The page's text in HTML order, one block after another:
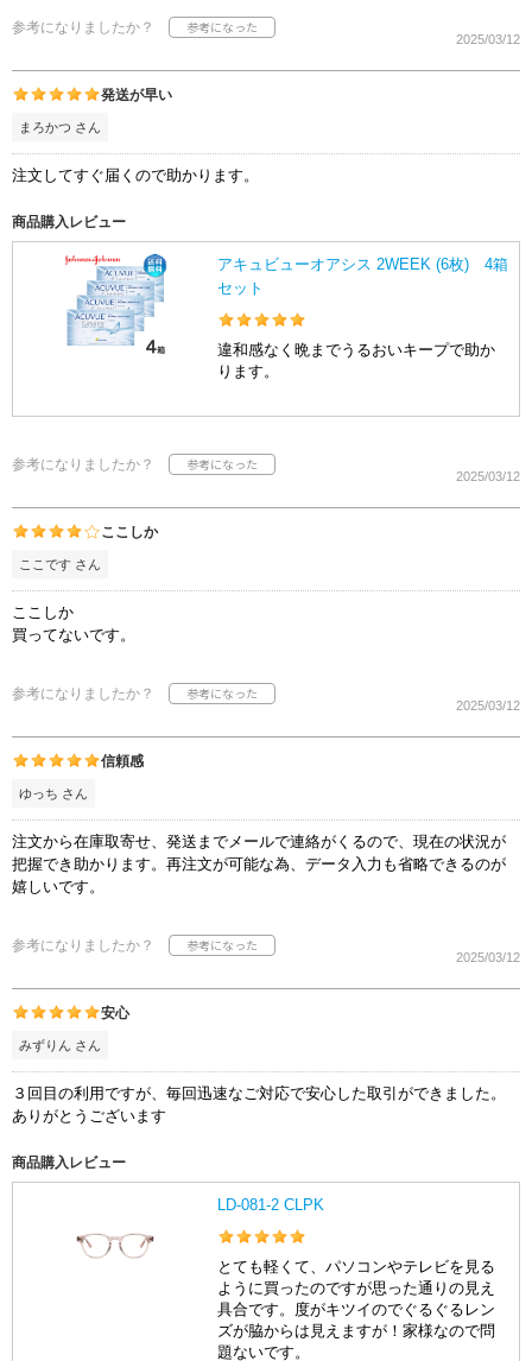
参考になりましたか？
2025/03/12
発送が早い
まろかつ さん
注文してすぐ届くので助かります。
商品購入レビュー
アキュビューオアシス 2WEEK (6枚) 4箱
セット
違和感なく晩までうるおいキープで助か
ります。
参考になりましたか？
2025/03/12
ここしか
ここです さん
ここしか
買ってないです。
参考になりましたか？
2025/03/12
信頼感
ゆっち さん
注文から在庫取寄せ、発送までメールで連絡がくるので、現在の状況が
把握でき助かります。再注文が可能な為、データ入力も省略できるのが
嬉しいです。
参考になりましたか？
2025/03/12
安心
みずりん さん
３回目の利用ですが、毎回迅速なご対応で安心した取引ができました。
ありがとうございます
商品購入レビュー
LD-081-2 CLPK
とても軽くて、パソコンやテレビを見る
ように買ったのですが思った通りの見え
具合です。度がキツイのでぐるぐるレン
ズが脇からは見えますが！家様なので問
題ないです。